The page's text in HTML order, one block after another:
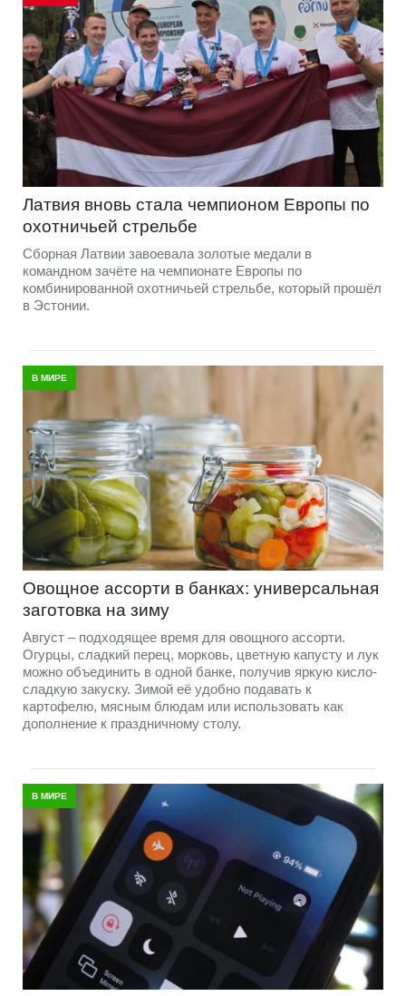
Латвия вновь стала чемпионом Европы по
охотничьей стрельбе
Сборная Латвии завоевала золотые медали в
командном зачёте на чемпионате Европы по
комбинированной охотничьей стрельбе, который прошёл
в Эстонии.
В МИРЕ
Овощное ассорти в банках: универсальная
заготовка на зиму
Август – подходящее время для овощного ассорти.
Огурцы, сладкий перец, морковь, цветную капусту и лук
можно объединить в одной банке, получив яркую кисло-
сладкую закуску. Зимой её удобно подавать к
картофелю, мясным блюдам или использовать как
дополнение к праздничному столу.
В МИРЕ